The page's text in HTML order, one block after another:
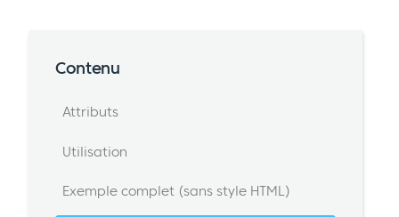
Contenu
Attributs
Utilisation
Exemple complet (sans style HTML)